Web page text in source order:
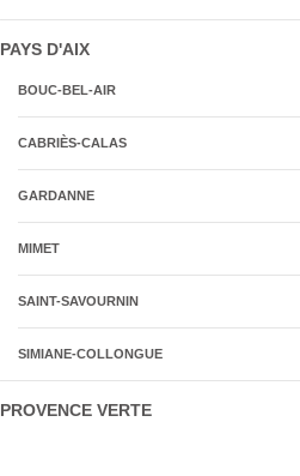
PAYS D'AIX
BOUC-BEL-AIR
CABRIÈS-CALAS
GARDANNE
MIMET
SAINT-SAVOURNIN
SIMIANE-COLLONGUE
PROVENCE VERTE